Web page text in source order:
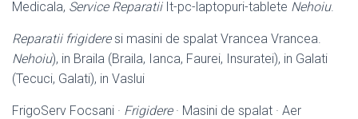
Medicala, Service ReparatiiIt-pc-laptopuri-tablete Nehoiu.
Reparatii frigideresi masini de spalat Vrancea Vrancea.
Nehoiu), in Braila (Braila, Ianca, Faurei, Insuratei), in Galati
(Tecuci, Galati), in Vaslui
FrigoServ Focsani · Frigidere· Masini de spalat · Aer